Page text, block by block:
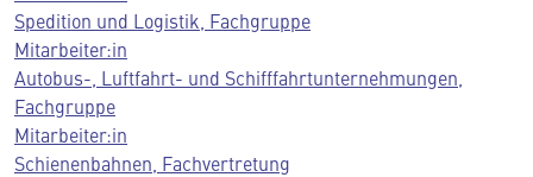
Spedition und Logistik, Fachgruppe
Mitarbeiter:in
Autobus-, Luftfahrt- und Schifffahrtunternehmungen,
Fachgruppe
Mitarbeiter:in
Schienenbahnen, Fachvertretung